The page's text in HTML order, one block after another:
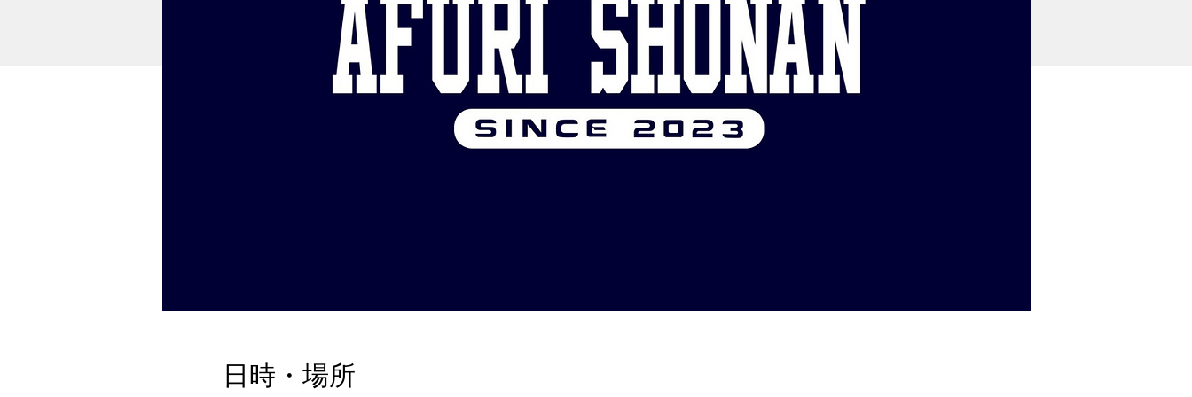
日時・場所